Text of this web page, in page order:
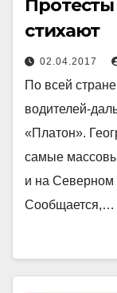
стихают
02.04.2017
По всей
водителей-
«Платон».
самые
и на Северном
Сообщается,…